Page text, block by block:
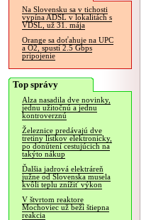
Na Slovensku sa v tichosti
vypína ADSL v lokalitách s
VDSL, už 31. mája
Orange sa doťahuje na UPC
a O2, spustí 2.5 Gbps
pripojenie
Top správy
Alza nasadila dve novinky,
jednu užitočnú a jednu
kontroverznú
Železnice predávajú dve
tretiny lístkov elektronicky,
po donútení cestujúcich na
takýto nákup
Ďalšia jadrová elektráreň
južne od Slovenska musela
kvôli teplu znížiť výkon
V štvrtom reaktore
Mochoviec už beží štiepna
reakcia